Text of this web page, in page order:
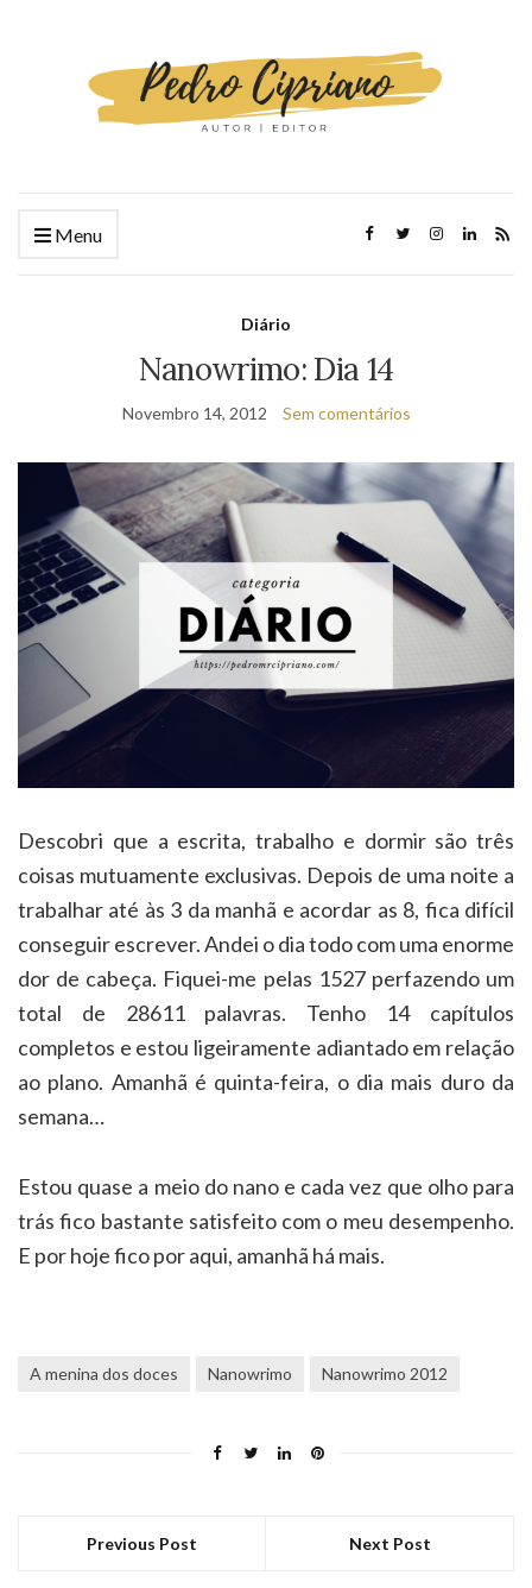
Menu
Diário
Nanowrimo: Dia 14
Novembro 14, 2012 Sem comentários
Descobri que a escrita, trabalho e dormir são três
coisas mutuamente exclusivas. Depois de uma noite a
trabalhar até às 3 da manhã e acordar as 8, fica difícil
conseguir escrever. Andei o dia todo com uma enorme
dor de cabeça. Fiquei-me pelas 1527 perfazendo um
total de 28611 palavras. Tenho 14 capítulos
completos e estou ligeiramente adiantado em relação
ao plano. Amanhã é quinta-feira, o dia mais duro da
semana…
Estou quase a meio do nano e cada vez que olho para
trás fico bastante satisfeito com o meu desempenho.
E por hoje fico por aqui, amanhã há mais.
A menina dos doces Nanowrimo Nanowrimo 2012
Previous Post Next Post